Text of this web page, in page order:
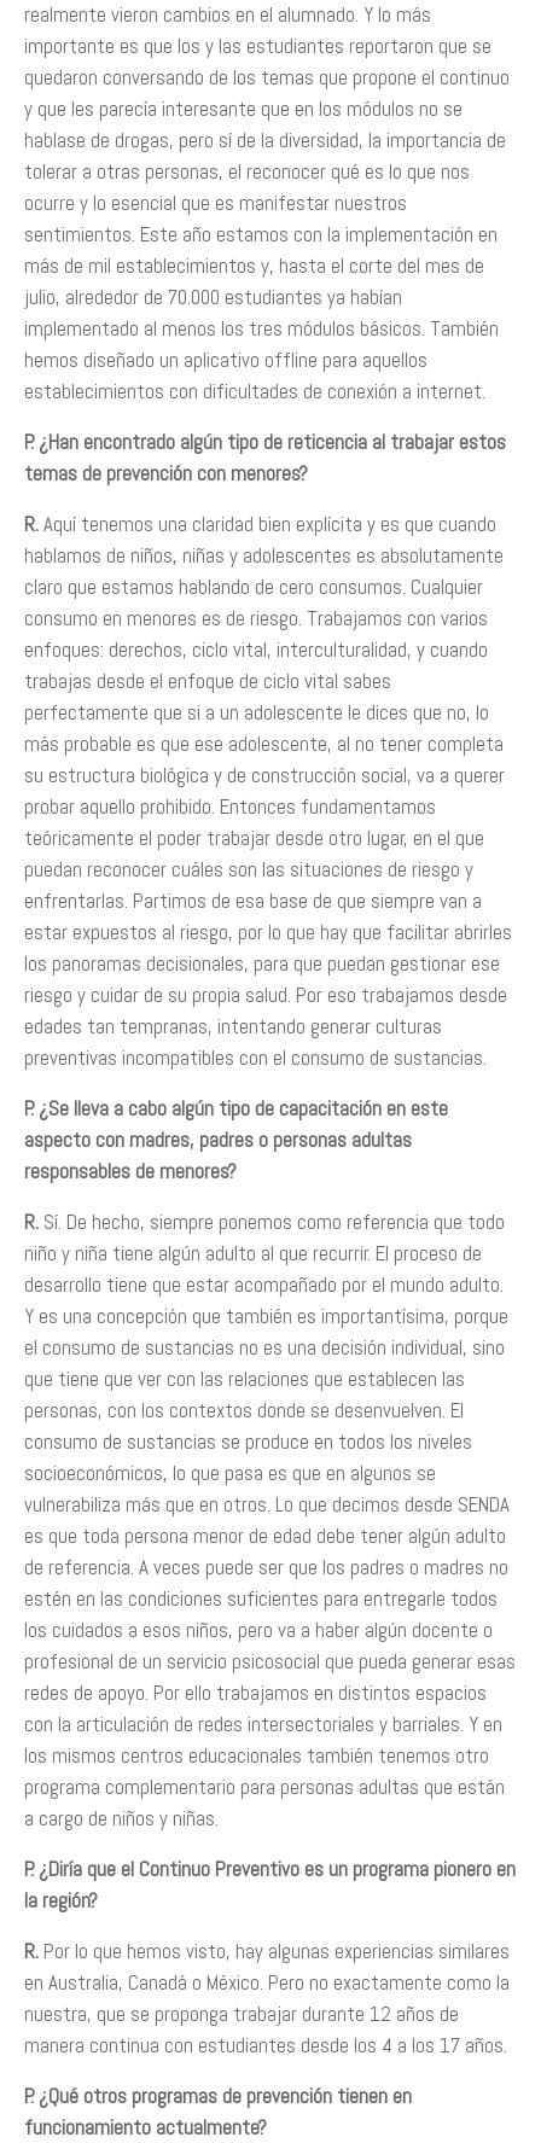
realmente vieron cambios en el alumnado. Y lo más
importante es que los y las estudiantes reportaron que se
quedaron conversando de los temas que propone el continuo
y que les parecía interesante que en los módulos no se
hablase de drogas, pero sí de la diversidad, la importancia de
tolerar a otras personas, el reconocer qué es lo que nos
ocurre y lo esencial que es manifestar nuestros
sentimientos. Este año estamos con la implementación en
más de mil establecimientos y, hasta el corte del mes de
julio, alrededor de 70.000 estudiantes ya habían
implementado al menos los tres módulos básicos. También
hemos diseñado un aplicativo offline para aquellos
establecimientos con dificultades de conexión a internet.
P. ¿Han encontrado algún tipo de reticencia al trabajar estos
temas de prevención con menores?
R.Aquí tenemos una claridad bien explícita y es que cuando
hablamos de niños, niñas y adolescentes es absolutamente
claro que estamos hablando de cero consumos. Cualquier
consumo en menores es de riesgo. Trabajamos con varios
enfoques: derechos, ciclo vital, interculturalidad, y cuando
trabajas desde el enfoque de ciclo vital sabes
perfectamente que si a un adolescente le dices que no, lo
más probable es que ese adolescente, al no tener completa
su estructura biológica y de construcción social, va a querer
probar aquello prohibido. Entonces fundamentamos
teóricamente el poder trabajar desde otro lugar, en el que
puedan reconocer cuáles son las situaciones de riesgo y
enfrentarlas. Partimos de esa base de que siempre van a
estar expuestos al riesgo, por lo que hay que facilitar abrirles
los panoramas decisionales, para que puedan gestionar ese
riesgo y cuidar de su propia salud. Por eso trabajamos desde
edades tan tempranas, intentando generar culturas
preventivas incompatibles con el consumo de sustancias.
P. ¿Se lleva a cabo algún tipo de capacitación en este
aspecto con madres, padres o personas adultas
responsables de menores?
R. Sí. De hecho, siempre ponemos como referencia que todo
niño y niña tiene algún adulto al que recurrir. El proceso de
desarrollo tiene que estar acompañado por el mundo adulto.
Y es una concepción que también es importantísima, porque
el consumo de sustancias no es una decisión individual, sino
que tiene que ver con las relaciones que establecen las
personas, con los contextos donde se desenvuelven. El
consumo de sustancias se produce en todos los niveles
socioeconómicos, lo que pasa es que en algunos se
vulnerabiliza más que en otros. Lo que decimos desde SENDA
es que toda persona menor de edad debe tener algún adulto
de referencia. A veces puede ser que los padres o madres no
estén en las condiciones suficientes para entregarle todos
los cuidados a esos niños, pero va a haber algún docente o
profesional de un servicio psicosocial que pueda generar esas
redes de apoyo. Por ello trabajamos en distintos espacios
con la articulación de redes intersectoriales y barriales. Y en
los mismos centros educacionales también tenemos otro
programa complementario para personas adultas que están
a cargo de niños y niñas.
P. ¿Diría que el Continuo Preventivo es un programa pionero en
la región?
R. Por lo que hemos visto, hay algunas experiencias similares
en Australia, Canadá o México. Pero no exactamente como la
nuestra, que se proponga trabajar durante 12 años de
manera continua con estudiantes desde los 4 a los 17 años.
P. ¿Qué otros programas de prevención tienen en
funcionamiento actualmente?